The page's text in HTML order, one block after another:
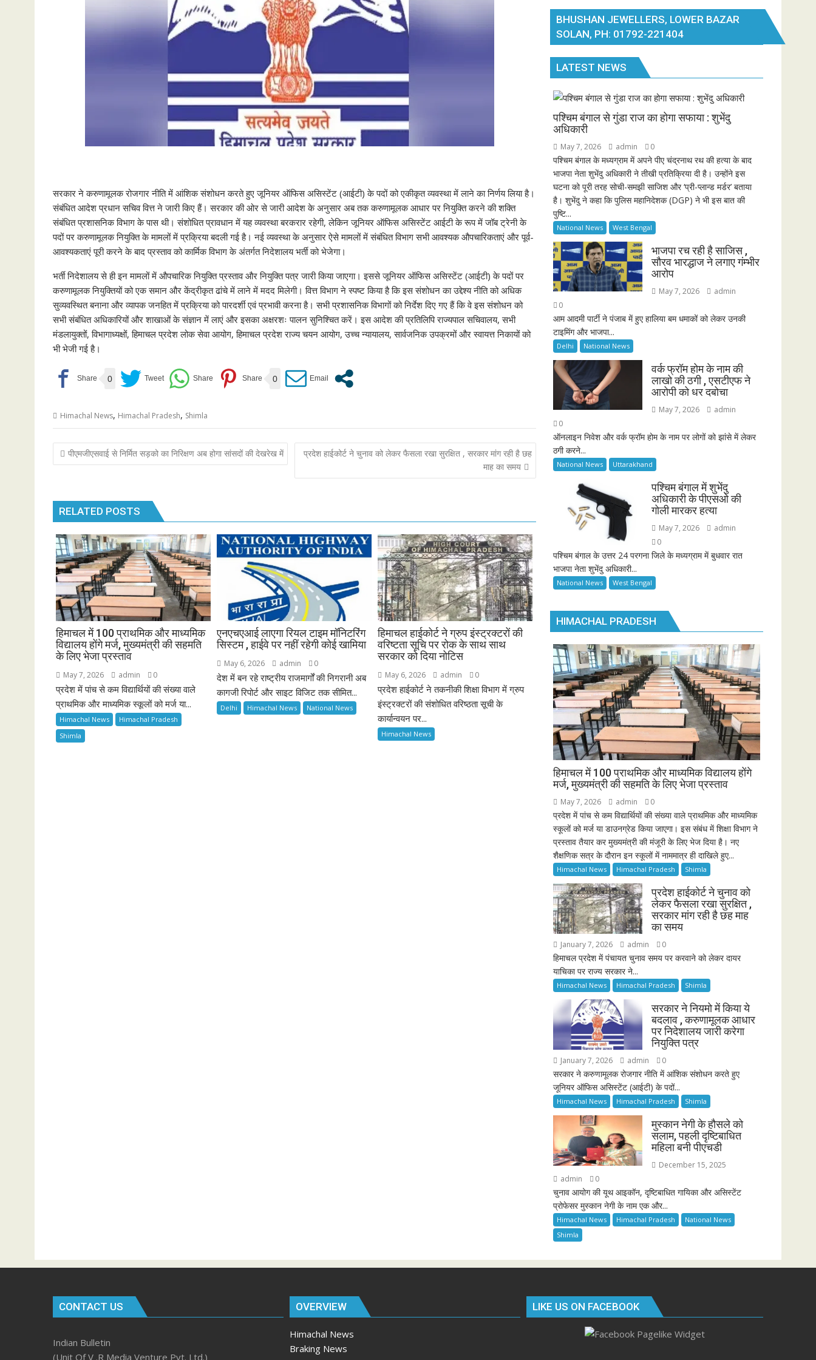
सरकार ने करुणामूलक रोजगार नीति में आंशिक संशोधन करते हुए जूनियर ऑफिस असिस्टेंट (आईटी) के पदों को एकीकृत व्यवस्था में लाने का निर्णय लिया है।
संबंधित आदेश प्रधान सचिव वित्त ने जारी किए हैं। सरकार की ओर से जारी आदेश के अनुसार अब तक करुणामूलक आधार पर नियुक्ति करने की शक्ति
संबंधित प्रशासनिक विभाग के पास थी। संशोधित प्रावधान में यह व्यवस्था बरकरार रहेगी, लेकिन जूनियर ऑफिस असिस्टेंट आईटी के रूप में जॉब ट्रेनी के
पदों पर करुणामूलक नियुक्ति के मामलों में प्रक्रिया बदली गई है। नई व्यवस्था के अनुसार ऐसे मामलों में संबंधित विभाग सभी आवश्यक औपचारिकताएं और पूर्व-
आवश्यकताएं पूरी करने के बाद प्रस्ताव को कार्मिक विभाग के अंतर्गत निदेशालय भर्ती को भेजेगा।
भर्ती निदेशालय से ही इन मामलों में औपचारिक नियुक्ति प्रस्ताव और नियुक्ति पत्र जारी किया जाएगा। इससे जूनियर ऑफिस असिस्टेंट (आईटी) के पदों पर
करुणामूलक नियुक्तियों को एक समान और केंद्रीकृत ढांचे में लाने में मदद मिलेगी। वित्त विभाग ने स्पष्ट किया है कि इस संशोधन का उद्देश्य नीति को अधिक
सुव्यवस्थित बनाना और व्यापक जनहित में प्रक्रिया को पारदर्शी एवं प्रभावी करना है। सभी प्रशासनिक विभागों को निर्देश दिए गए हैं कि वे इस संशोधन को
सभी संबंधित अधिकारियों और शाखाओं के संज्ञान में लाएं और इसका अक्षरशः पालन सुनिश्चित करें। इस आदेश की प्रतिलिपि राज्यपाल सचिवालय, सभी
मंडलायुक्तों, विभागाध्यक्षों, हिमाचल प्रदेश लोक सेवा आयोग, हिमाचल प्रदेश राज्य चयन आयोग, उच्च न्यायालय, सार्वजनिक उपक्रमों और स्वायत्त निकायों को
भी भेजी गई है।
0 0
Himachal News, Himachal Pradesh, Shimla
Post
navigation
पीएमजीएसवाई से निर्मित सड़को का निरिक्षण अब होगा सांसदों की देखरेख में
प्रदेश हाईकोर्ट ने चुनाव को लेकर फैसला रखा सुरक्षित , सरकार मांग रही है छह
माह का समय
RELATED POSTS
हिमाचल में 100 प्राथमिक और माध्यमिक
विद्यालय होंगे मर्ज, मुख्यमंत्री की सहमति
के लिए भेजा प्रस्ताव
May 7, 2026 admin 0
प्रदेश में पांच से कम विद्यार्थियों की संख्या वाले
प्राथमिक और माध्यमिक स्कूलों को मर्ज या...
Himachal News
Himachal Pradesh
Shimla
एनएचएआई लाएगा रियल टाइम मॉनिटरिंग
सिस्टम , हाईवे पर नहीं रहेगी कोई खामिया
May 6, 2026 admin 0
देश में बन रहे राष्ट्रीय राजमार्गों की निगरानी अब
कागजी रिपोर्ट और साइट विजिट तक सीमित...
Delhi Himachal News National News
हिमाचल हाईकोर्ट ने ग्रुप इंस्ट्रक्टरों की
वरिष्टता सूचि पर रोक के साथ साथ
सरकार को दिया नोटिस
May 6, 2026 admin 0
प्रदेश हाईकोर्ट ने तकनीकी शिक्षा विभाग में ग्रुप
इंस्ट्रक्टरों की संशोधित वरिष्ठता सूची के
कार्यान्वयन पर...
Himachal News
BHUSHAN JEWELLERS, LOWER BAZAR
SOLAN, PH: 01792-221404
LATEST NEWS
पश्चिम बंगाल से गुंडा राज का होगा सफाया : शुभेंदु
अधिकारी
May 7, 2026 admin 0
पश्चिम बंगाल के मध्यग्राम में अपने पीए चंद्रनाथ रथ की हत्या के बाद
भाजपा नेता शुभेंदु अधिकारी ने तीखी प्रतिक्रिया दी है। उन्होंने इस
घटना को पूरी तरह सोची-समझी साजिश और ‘प्री-प्लान्ड मर्डर’ बताया
है। शुभेंदु ने कहा कि पुलिस महानिदेशक (DGP) ने भी इस बात की
पुष्टि...
National News West Bengal
भाजपा रच रही है साजिस ,
सौरव भारद्धाज ने लगाए गंम्भीर
आरोप
May 7, 2026
admin
0
आम आदमी पार्टी ने पंजाब में हुए हालिया बम धमाकों को लेकर उनकी
टाइमिंग और भाजपा...
Delhi National News
वर्क फ्रॉम होम के नाम की
लाखो की ठगी , एसटीएफ ने
आरोपी को धर दबोचा
May 7, 2026
admin
0
ऑनलाइन निवेश और वर्क फ्रॉम होम के नाम पर लोगों को झांसे में लेकर
ठगी करने...
National News Uttarakhand
पश्चिम बंगाल में शुभेंदु
अधिकारी के पीएसओ की
गोली मारकर हत्या
May 7, 2026
admin
0
पश्चिम बंगाल के उत्तर 24 परगना जिले के मध्यग्राम में बुधवार रात
भाजपा नेता शुभेंदु अधिकारी...
National News West Bengal
HIMACHAL PRADESH
हिमाचल में 100 प्राथमिक और माध्यमिक विद्यालय होंगे
मर्ज, मुख्यमंत्री की सहमति के लिए भेजा प्रस्ताव
May 7, 2026 admin 0
प्रदेश में पांच से कम विद्यार्थियों की संख्या वाले प्राथमिक और माध्यमिक
स्कूलों को मर्ज या डाउनग्रेड किया जाएगा। इस संबंध में शिक्षा विभाग ने
प्रस्ताव तैयार कर मुख्यमंत्री की मंजूरी के लिए भेज दिया है। नए
शैक्षणिक सत्र के दौरान इन स्कूलों में नाममात्र ही दाखिले हुए...
Himachal News Himachal Pradesh Shimla
प्रदेश हाईकोर्ट ने चुनाव को
लेकर फैसला रखा सुरक्षित ,
सरकार मांग रही है छह माह
का समय
January 7, 2026 admin 0
हिमाचल प्रदेश में पंचायत चुनाव समय पर करवाने को लेकर दायर
याचिका पर राज्य सरकार ने...
Himachal News Himachal Pradesh Shimla
सरकार ने नियमो में किया ये
बदलाव , करुणामूलक आधार
पर निदेशालय जारी करेगा
नियुक्ति पत्र
January 7, 2026 admin 0
सरकार ने करुणामूलक रोजगार नीति में आंशिक संशोधन करते हुए
जूनियर ऑफिस असिस्टेंट (आईटी) के पदों...
Himachal News Himachal Pradesh Shimla
मुस्कान नेगी के हौसले को
सलाम, पहली दृष्टिबाधित
महिला बनी पीएचडी
December 15, 2025
admin
0
चुनाव आयोग की यूथ आइकॉन, दृष्टिबाधित गायिका और असिस्टेंट
प्रोफेसर मुस्कान नेगी के नाम एक और...
Himachal News Himachal Pradesh
National News
Shimla
CONTACT US
Indian Bulletin
(Unit Of V .R Media Venture Pvt. Ltd.)
OVERVIEW
Himachal News
Braking News
LIKE US ON FACEBOOK